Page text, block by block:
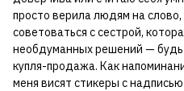
просто верила людям на
советоваться с сестрой,
необдуманных решений — будь
купля-продажа. Как
меня висят стикеры с